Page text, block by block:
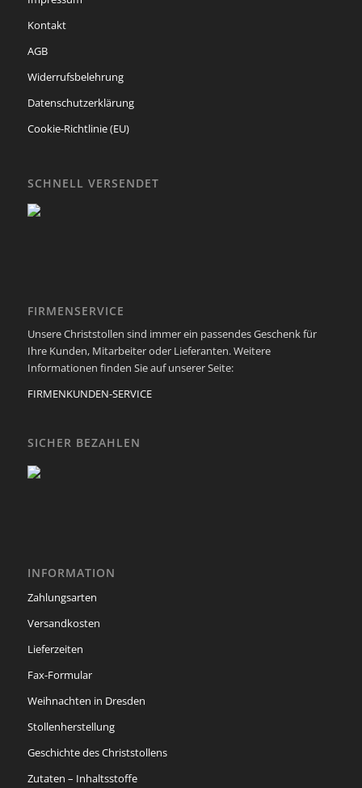
Kontakt
AGB
Widerrufsbelehrung
Datenschutzerklärung
Cookie-Richtlinie (EU)
SCHNELL VERSENDET
FIRMENSERVICE
Unsere Christstollen sind immer ein passendes Geschenk für
Ihre Kunden, Mitarbeiter oder Lieferanten. Weitere
Informationen finden Sie auf unserer Seite:
FIRMENKUNDEN-SERVICE
SICHER BEZAHLEN
INFORMATION
Zahlungsarten
Versandkosten
Lieferzeiten
Fax-Formular
Weihnachten in Dresden
Stollenherstellung
Geschichte des Christstollens
Zutaten – Inhaltsstoffe